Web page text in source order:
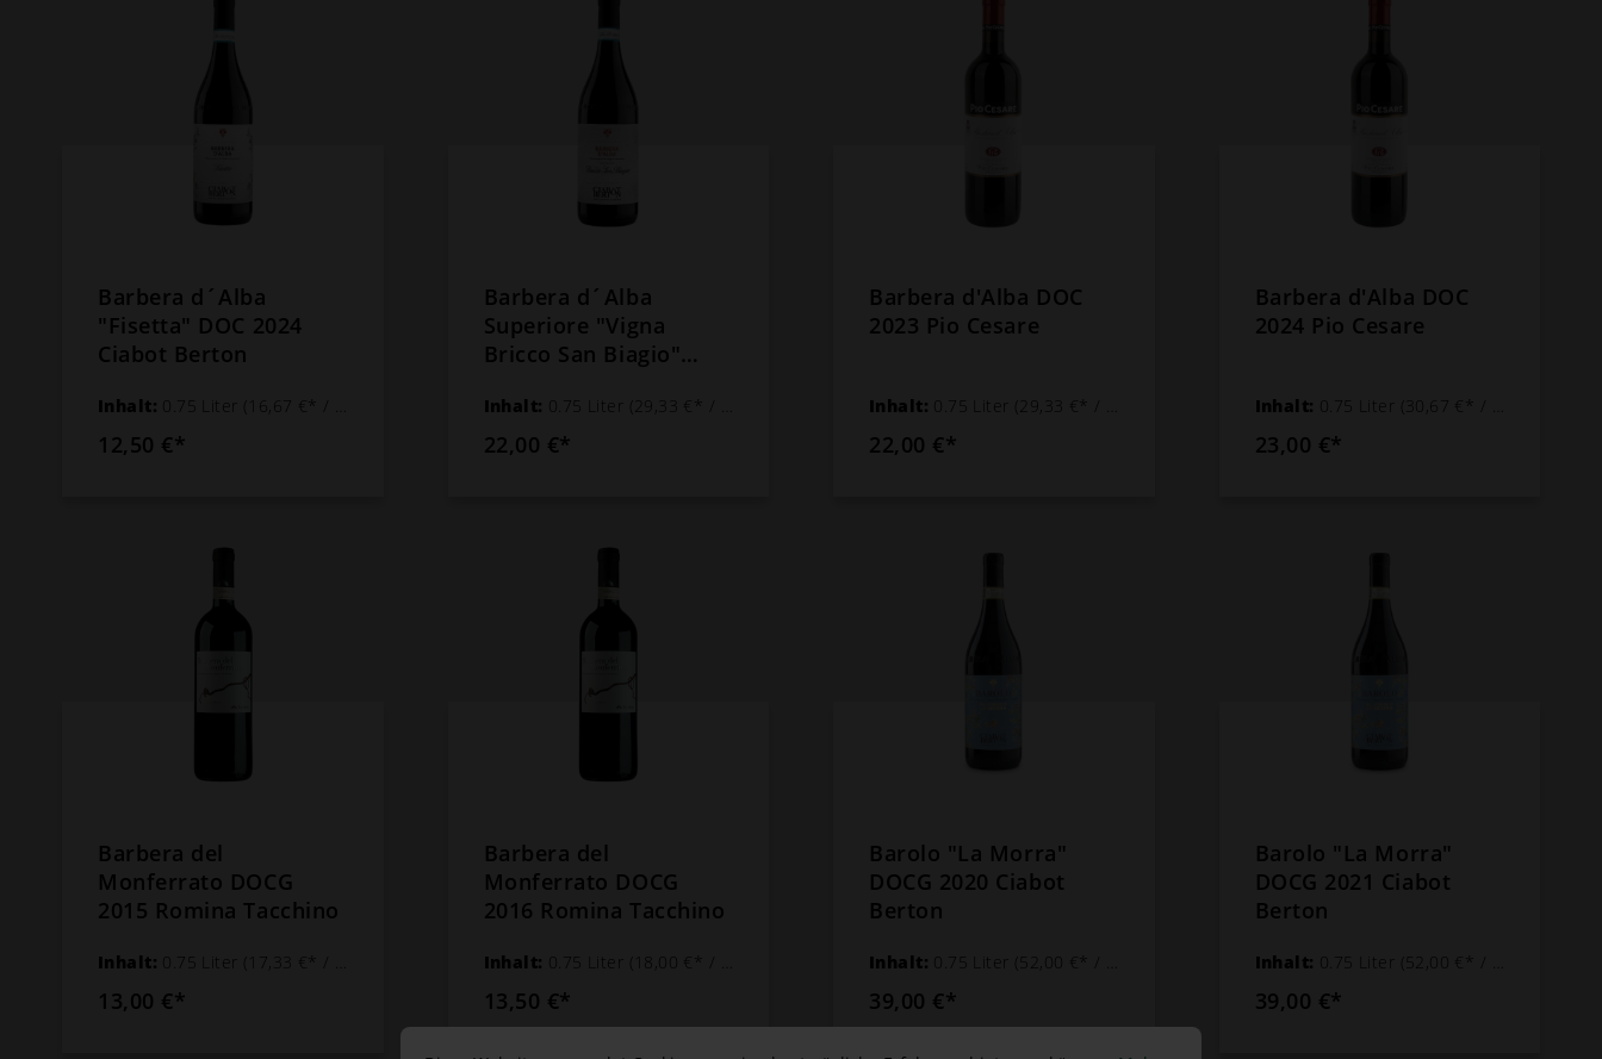
Barbera d´Alba
"Fisetta" DOC 2024
Ciabot Berton
Inhalt: 0.75 Liter (16,67 €* / 1 Liter)
12,50 €*
Barbera d´Alba
Superiore "Vigna
Bricco San Biagio"
Berton
Inhalt: 0.75 Liter (29,33 €* / 1 Liter)
22,00 €*
Barbera d'Alba DOC
2023 Pio Cesare
Inhalt: 0.75 Liter (29,33 €* / 1 Liter)
22,00 €*
Barbera d'Alba DOC
2024 Pio Cesare
Inhalt: 0.75 Liter (30,67 €* / 1 Liter)
23,00 €*
Barbera del
Monferrato DOCG
2015 Romina Tacchino
Inhalt: 0.75 Liter (17,33 €* / 1 Liter)
13,00 €*
Barbera del
Monferrato DOCG
2016 Romina Tacchino
Inhalt: 0.75 Liter (18,00 €* / 1 Liter)
13,50 €*
Barolo "La Morra"
DOCG 2020 Ciabot
Berton
Inhalt: 0.75 Liter (52,00 €* / 1 Liter)
39,00 €*
Barolo "La Morra"
DOCG 2021 Ciabot
Berton
Inhalt: 0.75 Liter (52,00 €* / 1 Liter)
39,00 €*